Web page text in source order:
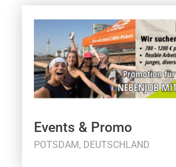
Events & Promo
POTSDAM, DEUTSCHLAND